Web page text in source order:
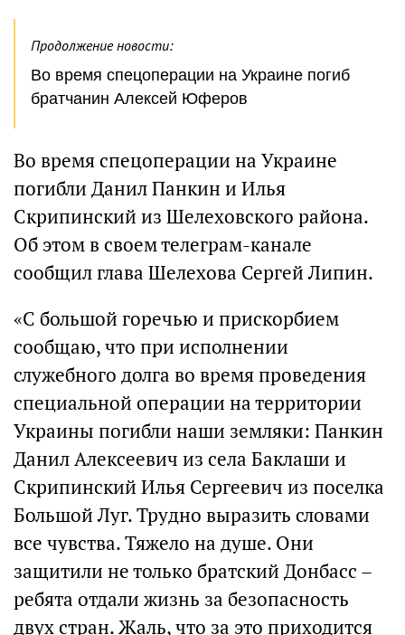
Продолжение новости:
Во время спецоперации на Украине погиб
братчанин Алексей Юферов
Во время спецоперации на Украине
погибли Данил Панкин и Илья
Скрипинский из Шелеховского района.
Об этом в своем телеграм-канале
сообщил глава Шелехова Сергей Липин.
«С большой горечью и прискорбием
сообщаю, что при исполнении
служебного долга во время проведения
специальной операции на территории
Украины погибли наши земляки: Панкин
Данил Алексеевич из села Баклаши и
Скрипинский Илья Сергеевич из поселка
Большой Луг. Трудно выразить словами
все чувства. Тяжело на душе. Они
защитили не только братский Донбасс –
ребята отдали жизнь за безопасность
двух стран. Жаль, что за это приходится